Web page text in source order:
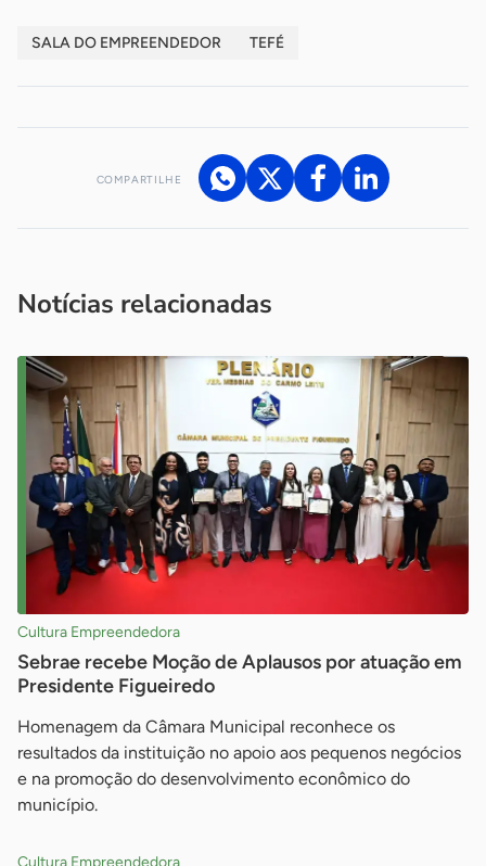
SALA DO EMPREENDEDOR TEFÉ
COMPARTILHE
Notícias relacionadas
Cultura Empreendedora
Sebrae recebe Moção de Aplausos por atuação em
Presidente Figueiredo
Homenagem da Câmara Municipal reconhece os
resultados da instituição no apoio aos pequenos negócios
e na promoção do desenvolvimento econômico do
município.